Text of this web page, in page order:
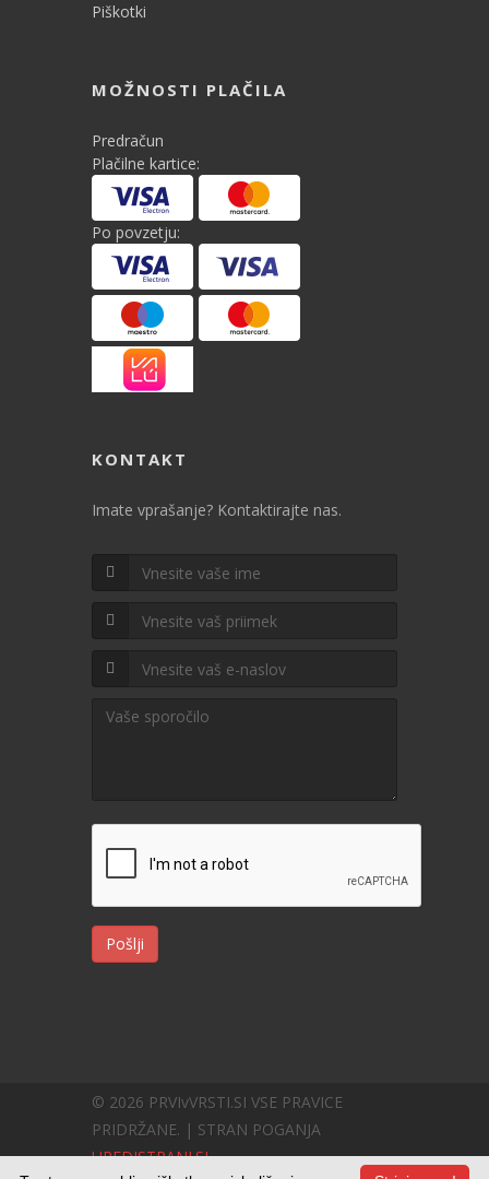
Piškotki
MOŽNOSTI PLAČILA
Predračun
Plačilne kartice:
Po povzetju:
KONTAKT
Imate vprašanje? Kontaktirajte nas.
Pošlji
© 2026 PRVIvVRSTI.SI VSE PRAVICE
PRIDRŽANE. | STRAN POGANJA
UREDISTRANI.SI